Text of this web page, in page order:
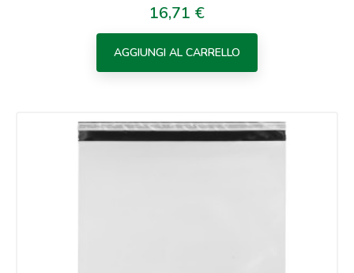
Prezzo
16,71 €
AGGIUNGI AL CARRELLO